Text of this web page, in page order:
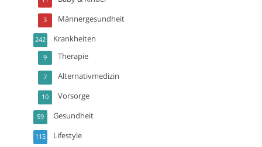
Männergesundheit
3
Krankheiten
242
Therapie
9
Alternativmedizin
7
Vorsorge
10
Gesundheit
59
Lifestyle
115